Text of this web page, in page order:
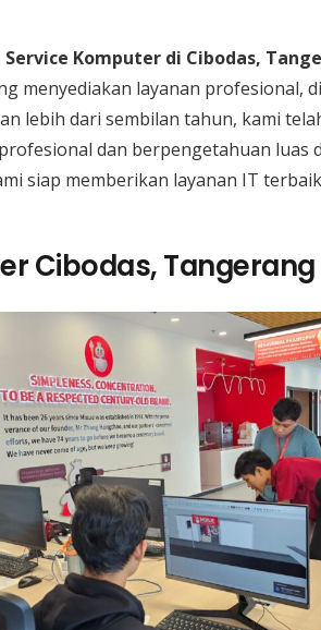
Komputer di Cibodas,
menyediakan layanan profesional,
lebih dari sembilan tahun, kami
dan berpengetahuan luas
siap memberikan layanan IT
Cibodas, Tangerang